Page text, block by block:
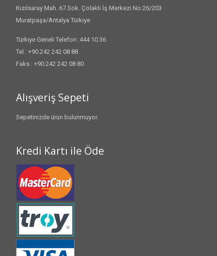
Kızılsaray Mah. 67.Sok. Çolaklı İş Merkezi No:26/203
Muratpaşa/Antalya Türkiye
Türkiye Geneli Telefon: 444 10 36
Tel : +90.242 242 08 88
Faks : +90.242 242 08 80
Alışveriş Sepeti
Sepetinizde ürün bulunmuyor.
Kredi Kartı ile Öde